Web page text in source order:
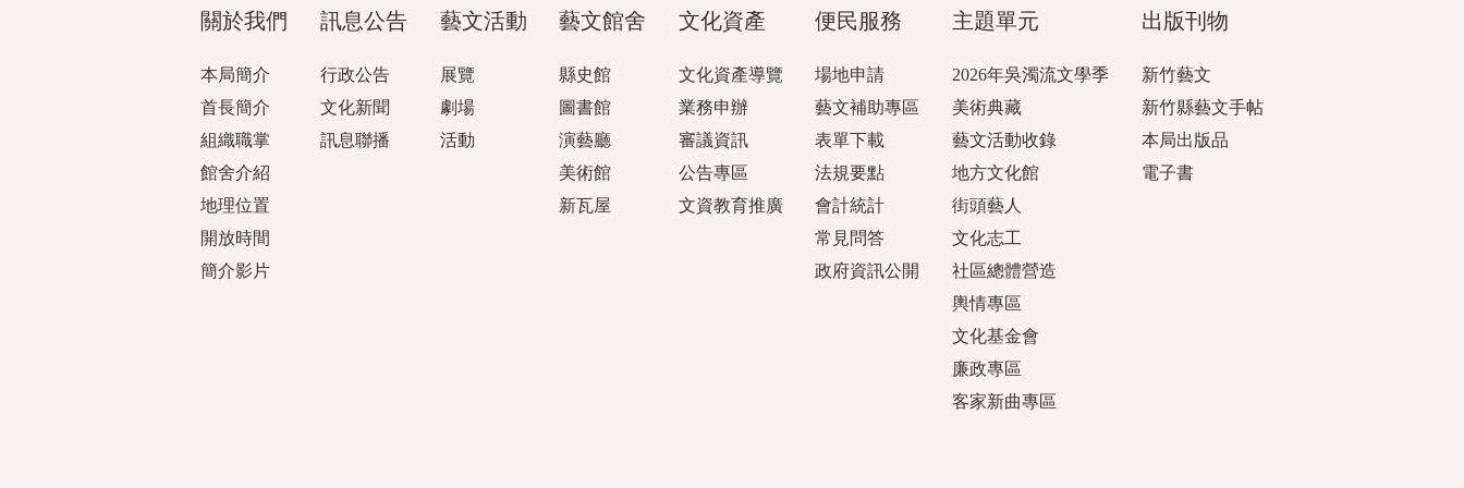
關於我們
本局簡介
首長簡介
組織職掌
館舍介紹
地理位置
開放時間
簡介影片
訊息公告
行政公告
文化新聞
訊息聯播
藝文活動
展覽
劇場
活動
藝文館舍
縣史館
圖書館
演藝廳
美術館
新瓦屋
文化資產
文化資產導覽
業務申辦
審議資訊
公告專區
文資教育推廣
便民服務
場地申請
藝文補助專區
表單下載
法規要點
會計統計
常見問答
政府資訊公開
主題單元
2026年吳濁流文學季
美術典藏
藝文活動收錄
地方文化館
街頭藝人
文化志工
社區總體營造
輿情專區
文化基金會
廉政專區
客家新曲專區
出版刊物
新竹藝文
新竹縣藝文手帖
本局出版品
電子書